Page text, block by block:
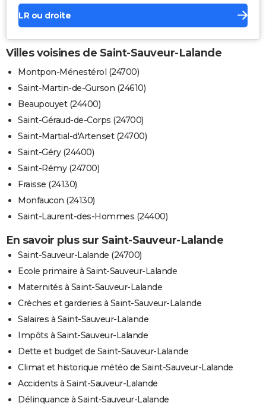
LR ou droite
Villes voisines de Saint-Sauveur-Lalande
Montpon-Ménestérol (24700)
Saint-Martin-de-Gurson (24610)
Beaupouyet (24400)
Saint-Géraud-de-Corps (24700)
Saint-Martial-d'Artenset (24700)
Saint-Géry (24400)
Saint-Rémy (24700)
Fraisse (24130)
Monfaucon (24130)
Saint-Laurent-des-Hommes (24400)
En savoir plus sur Saint-Sauveur-Lalande
Saint-Sauveur-Lalande (24700)
Ecole primaire à Saint-Sauveur-Lalande
Maternités à Saint-Sauveur-Lalande
Crèches et garderies à Saint-Sauveur-Lalande
Salaires à Saint-Sauveur-Lalande
Impôts à Saint-Sauveur-Lalande
Dette et budget de Saint-Sauveur-Lalande
Climat et historique météo de Saint-Sauveur-Lalande
Accidents à Saint-Sauveur-Lalande
Délinquance à Saint-Sauveur-Lalande